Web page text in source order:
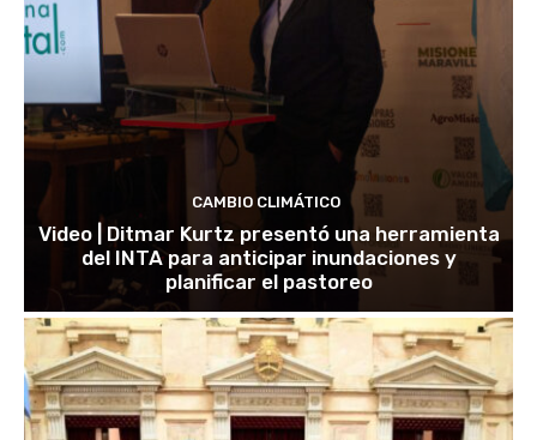
CAMBIO CLIMÁTICO
Video | Ditmar Kurtz presentó una herramienta
del INTA para anticipar inundaciones y
planificar el pastoreo